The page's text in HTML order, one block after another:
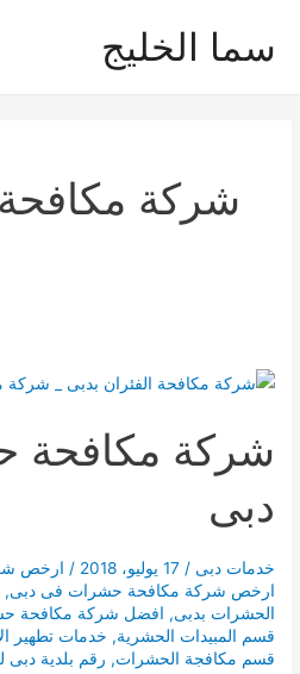
سما الخليج
شركة مكافحة
شركة
دبى
خدمات دبى / 17 يوليو، 2018 / ارخص
ارخص شركة مكافحة حشرات فى دبى,
الحشرات بدبى, افضل شركة مكافحة
قسم المبيدات الحشرية, خدمات تطهير
قسم مكافجة الحشرات, رقم بلدية دبى